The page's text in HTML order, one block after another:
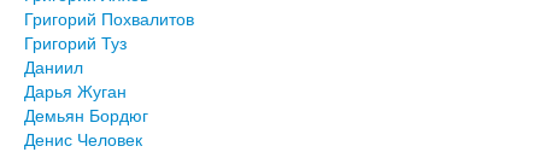
Григорий Похвалитов
Григорий Туз
Даниил
Дарья Жуган
Демьян Бордюг
Денис Человек